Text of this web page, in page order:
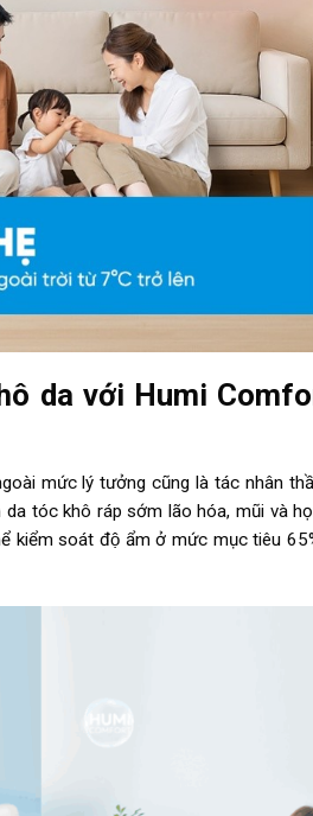
da với Humi
mức lý tưởng cũng là tác nhân
tóc khô ráp sớm lão hóa, mũi và
soát độ ẩm ở mức mục tiêu